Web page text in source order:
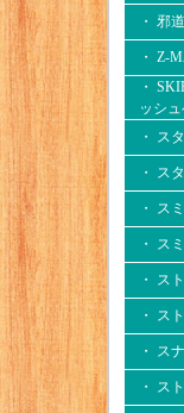
・ 邪道
・ Z-
・
ッシュ
・ ス
・ ス
・ ス
・ ス
・ ス
・ ス
・ ス
・ ス